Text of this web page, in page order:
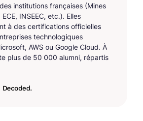
institutions françaises (Mines
INSEEC, etc.). Elles
à des certifications officielles
technologiques
AWS ou Google Cloud. À
plus de 50 000 alumni, répartis